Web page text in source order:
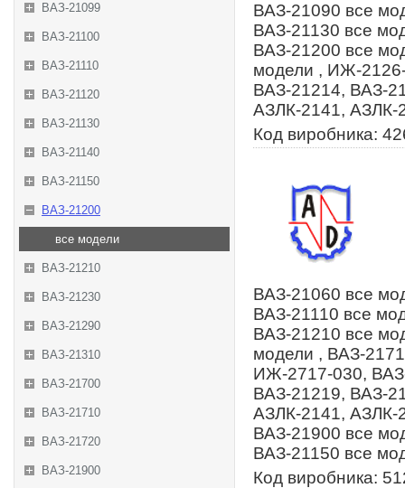
ВАЗ-21099
ВАЗ-21100
ВАЗ-21110
ВАЗ-21120
ВАЗ-21130
ВАЗ-21140
ВАЗ-21150
ВАЗ-21200
все модели
ВАЗ-21210
ВАЗ-21230
ВАЗ-21290
ВАЗ-21310
ВАЗ-21700
ВАЗ-21710
ВАЗ-21720
ВАЗ-21900
ВАЗ-21090 все
ВАЗ-21130 все
ВАЗ-21200 все
модели , ИЖ-
ВАЗ-21214, ВАЗ-
АЗЛК-2141, АЗЛК-
Код виробника:
ВАЗ-21060 все
ВАЗ-21110 все
ВАЗ-21210 все
модели , ВАЗ-
ИЖ-2717-030,
ВАЗ-21219, ВАЗ-
АЗЛК-2141, АЗЛК-
ВАЗ-21900 все
ВАЗ-21150 все
Код виробника: